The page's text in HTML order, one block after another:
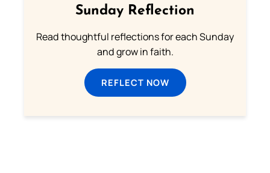
Sunday Reflection
Read thoughtful reflections for each Sunday
and grow in faith.
REFLECT NOW